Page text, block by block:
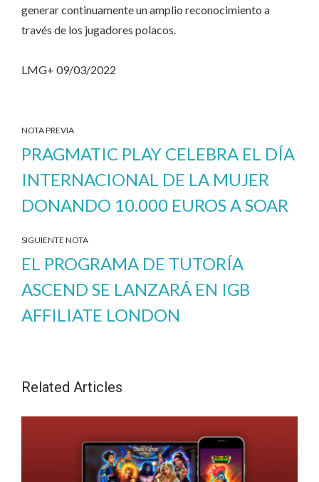
generar continuamente un amplio reconocimiento a
través de los jugadores polacos.
LMG+ 09/03/2022
NOTA PREVIA
PRAGMATIC PLAY CELEBRA EL DÍA
INTERNACIONAL DE LA MUJER
DONANDO 10.000 EUROS A SOAR
SIGUIENTE NOTA
EL PROGRAMA DE TUTORÍA
ASCEND SE LANZARÁ EN IGB
AFFILIATE LONDON
Related Articles